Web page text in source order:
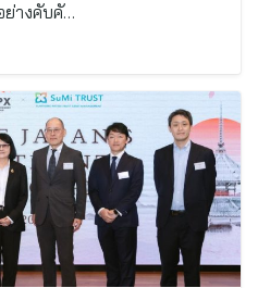
ย่างคับคั…